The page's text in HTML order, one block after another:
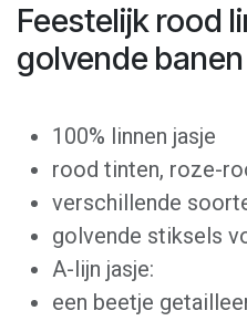
Feestelijk rood
golvende banen
100% linnen jasje
rood tinten, roze-
verschillende
golvende stiksels
A-lijn jasje:
een beetje